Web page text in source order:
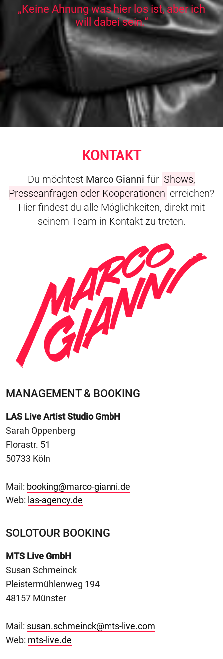
„Keine Ahnung was hier los ist, aber ich
will dabei sein.“
KONTAKT
Du möchtest Marco Gianni für Shows,
Presseanfragen oder Kooperationen erreichen?
Hier findest du alle Möglichkeiten, direkt mit
seinem Team in Kontakt zu treten.
MANAGEMENT & BOOKING
LAS Live Artist Studio GmbH
Sarah Oppenberg
Florastr. 51
50733 Köln
Mail: booking@marco-gianni.de
Web: las-agency.de
SOLOTOUR BOOKING
MTS Live GmbH
Susan Schmeinck
Pleistermühlenweg 194
48157 Münster
Mail: susan.schmeinck@mts-live.com
Web: mts-live.de